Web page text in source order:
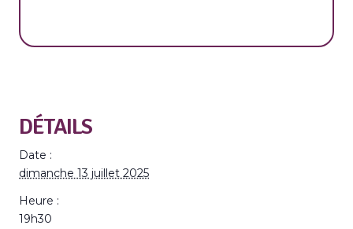
DÉTAILS
Date :
dimanche 13 juillet 2025
Heure :
19h30